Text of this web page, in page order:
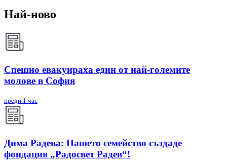
Най-ново
Спешно евакуираха един от най-големите
молове в София
преди 1 час
Дима Радева: Нашето семейство създаде
фондация „Радосвет Радев“!